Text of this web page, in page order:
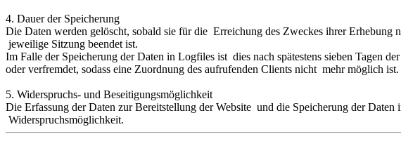
4. Dauer der Speicherung
Die Daten werden gelöscht, sobald sie für die Erreichung des Zweckes ihrer
jeweilige Sitzung beendet ist.
Im Falle der Speicherung der Daten in Logfiles ist dies nach spätestens sieben Tagen
oder verfremdet, sodass eine Zuordnung des aufrufenden Clients nicht mehr möglich ist.
5. Widerspruchs- und Beseitigungsmöglichkeit
Die Erfassung der Daten zur Bereitstellung der Website und die Speicherung der
Widerspruchsmöglichkeit.